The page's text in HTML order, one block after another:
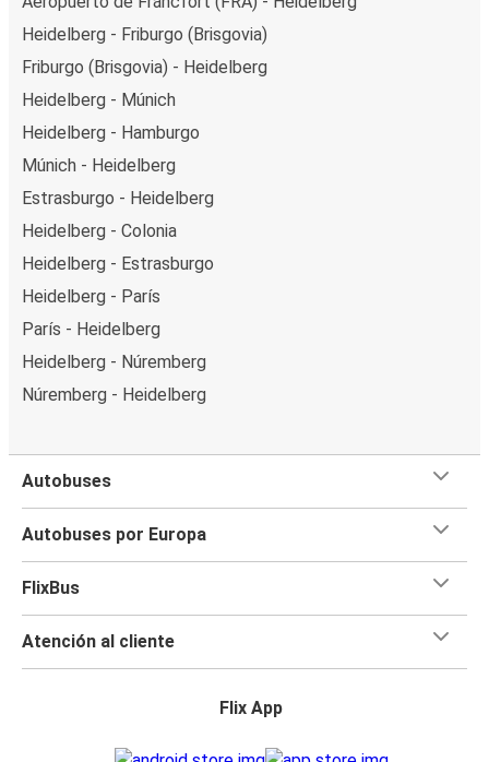
Heidelberg - Friburgo (Brisgovia)
Friburgo (Brisgovia) - Heidelberg
Heidelberg - Múnich
Heidelberg - Hamburgo
Múnich - Heidelberg
Estrasburgo - Heidelberg
Heidelberg - Colonia
Heidelberg - Estrasburgo
Heidelberg - París
París - Heidelberg
Heidelberg - Núremberg
Núremberg - Heidelberg
Autobuses
Autobuses por Europa
FlixBus
Atención al cliente
Flix App